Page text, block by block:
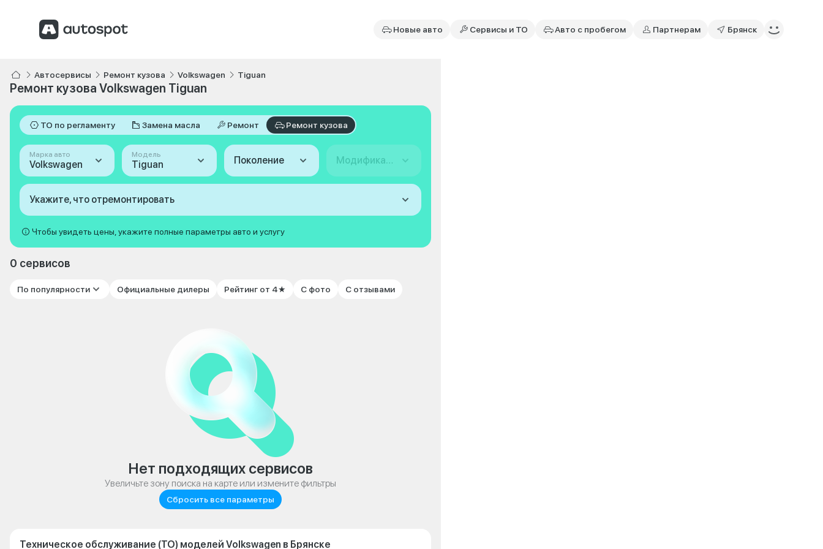
Новые авто Сервисы и ТО Авто с пробегом Партнерам Брянск
Автосервисы Ремонт кузова Volkswagen Tiguan
Ремонт кузова Volkswagen Tiguan
ТО по регламенту Замена масла Ремонт Ремонт кузова
Марка авто
Volkswagen
Модель
Tiguan Поколение Модификация
Укажите, что отремонтировать
Чтобы увидеть цены, укажите полные параметры авто и услугу
0 сервисов
По популярности Официальные дилеры Рейтинг от 4★ С фото С отзывами
Нет подходящих сервисов
Увеличьте зону поиска на карте или измените фильтры
Сбросить все параметры
Техническое обслуживание (ТО) моделей Volkswagen в Брянске